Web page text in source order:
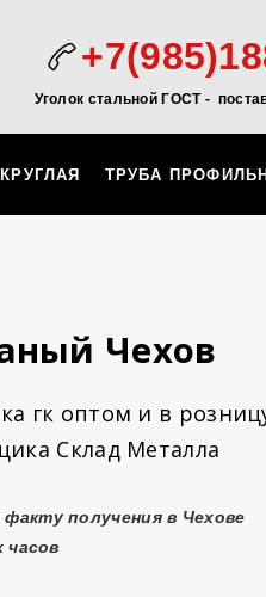
Уголок стальной ГОСТ -
ТРУБА
Чехов
гк оптом и в
Склад Металла
получения в Чехове
часов